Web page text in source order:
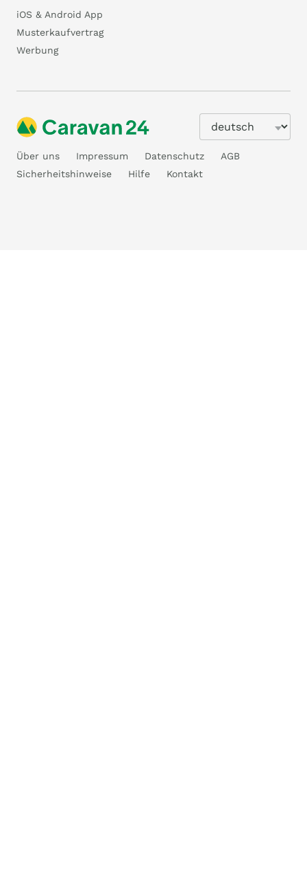
iOS & Android App
Musterkaufvertrag
Werbung
Über uns Impressum Datenschutz
AGB
Sicherheitshinweise
Hilfe Kontakt